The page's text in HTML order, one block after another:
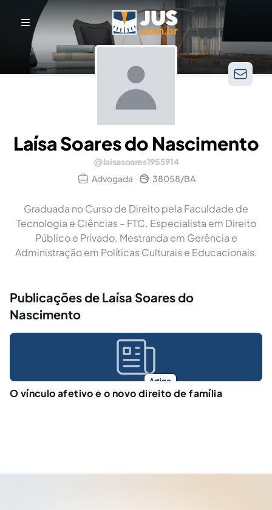
Laísa Soares do Nascimento
laisasoares1955914
Advogada
38058/BA
Graduada no Curso de Direito pela Faculdade de
Tecnologia e Ciências – FTC. Especialista em Direito
Público e Privado. Mestranda em Gerência e
Administração em Políticas Culturais e Educacionais.
Publicações de Laísa Soares do
Nascimento
Artigo
O vínculo afetivo e o novo direito de família